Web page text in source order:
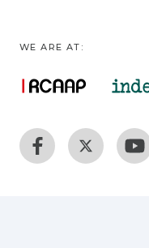
WE ARE AT: